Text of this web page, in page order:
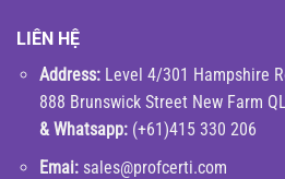
LIÊN HỆ
Address:Level 4/301 Hampshire
888 Brunswick Street New Farm
& Whatsapp: (+61)415 330 206
Emai:sales@profcerti.com